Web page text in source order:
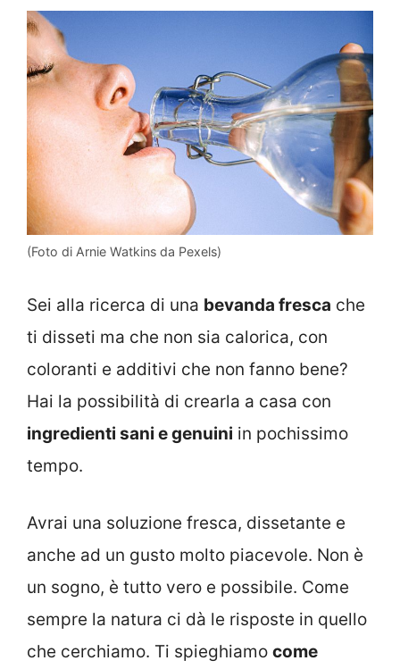
(Foto di Arnie Watkins da Pexels)
Sei alla ricerca di una bevanda fresca che
ti disseti ma che non sia calorica, con
coloranti e additivi che non fanno bene?
Hai la possibilità di crearla a casa con
ingredienti sani e genuini in pochissimo
tempo.
Avrai una soluzione fresca, dissetante e
anche ad un gusto molto piacevole. Non è
un sogno, è tutto vero e possibile. Come
sempre la natura ci dà le risposte in quello
che cerchiamo. Ti spieghiamo come